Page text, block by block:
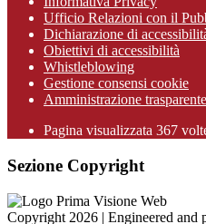
Ufficio Relazioni con il
Dichiarazione di
Obiettivi di accessibilità
Whistleblowing
Gestione consensi cookie
Amministrazione trasparente
Pagina visualizzata 367
Sezione Copyright
Copyright 2026 | Engineered and